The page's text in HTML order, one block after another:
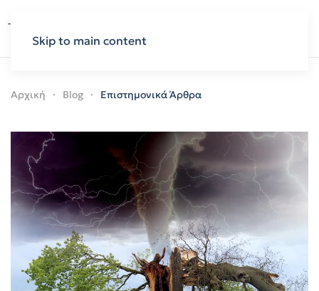
Skip to main content
Αρχική Blog Επιστημονικά Άρθρα